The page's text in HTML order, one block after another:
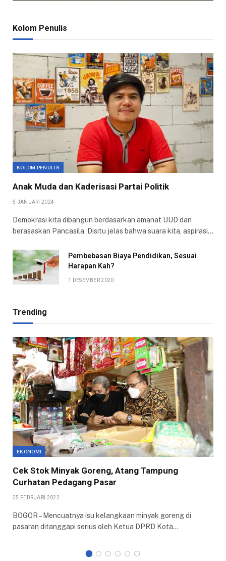
Kolom Penulis
KOLOM PENULIS
Anak Muda dan Kaderisasi Partai Politik
5 JANUARI 2024
Demokrasi kita dibangun berdasarkan amanat UUD dan
berasaskan Pancasila. Disitu jelas bahwa suara kita, aspirasi…
Pembebasan Biaya Pendidikan, Sesuai
Harapan Kah?
1 DESEMBER 2020
Trending
EKONOMI
Cek Stok Minyak Goreng, Atang Tampung
Curhatan Pedagang Pasar
25 FEBRUARI 2022
BOGOR – Mencuatnya isu kelangkaan minyak goreng di
pasaran ditanggapi serius oleh Ketua DPRD Kota…